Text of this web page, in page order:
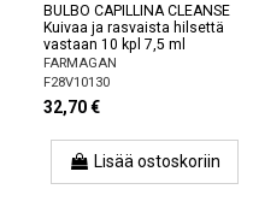
BULBO CAPILLINA CLEANSE
Kuivaa ja rasvaista hilsettä
vastaan ​​10 kpl 7,5 ml
FARMAGAN
F28V10130
32,70 €
Lisää ostoskoriin